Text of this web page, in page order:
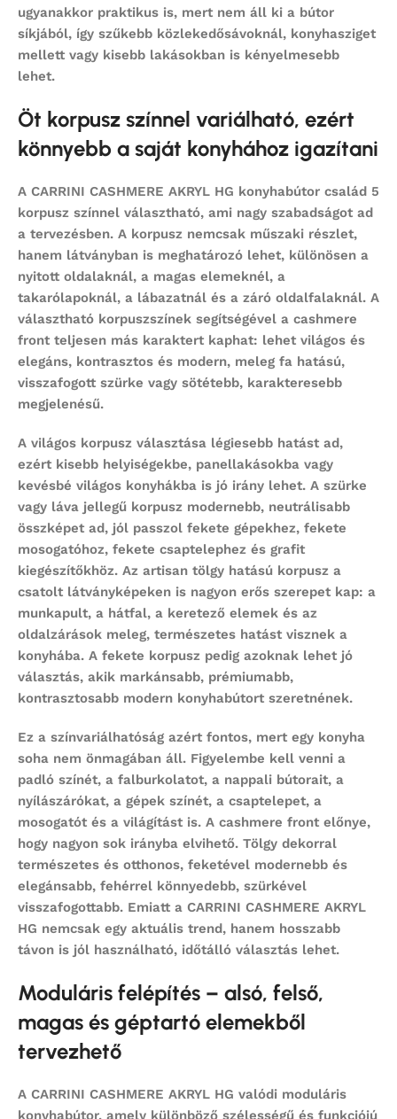
ugyanakkor praktikus is, mert nem áll ki a bútor
síkjából, így szűkebb közlekedősávoknál, konyhasziget
mellett vagy kisebb lakásokban is kényelmesebb
lehet.
Öt korpusz színnel variálható, ezért
könnyebb a saját konyhához igazítani
A CARRINI CASHMERE AKRYL HG konyhabútor család 5
korpusz színnel választható, ami nagy szabadságot ad
a tervezésben. A korpusz nemcsak műszaki részlet,
hanem látványban is meghatározó lehet, különösen a
nyitott oldalaknál, a magas elemeknél, a
takarólapoknál, a lábazatnál és a záró oldalfalaknál. A
választható korpuszszínek segítségével a cashmere
front teljesen más karaktert kaphat: lehet világos és
elegáns, kontrasztos és modern, meleg fa hatású,
visszafogott szürke vagy sötétebb, karakteresebb
megjelenésű.
A világos korpusz választása légiesebb hatást ad,
ezért kisebb helyiségekbe, panellakásokba vagy
kevésbé világos konyhákba is jó irány lehet. A szürke
vagy láva jellegű korpusz modernebb, neutrálisabb
összképet ad, jól passzol fekete gépekhez, fekete
mosogatóhoz, fekete csaptelephez és grafit
kiegészítőkhöz. Az artisan tölgy hatású korpusz a
csatolt látványképeken is nagyon erős szerepet kap: a
munkapult, a hátfal, a keretező elemek és az
oldalzárások meleg, természetes hatást visznek a
konyhába. A fekete korpusz pedig azoknak lehet jó
választás, akik markánsabb, prémiumabb,
kontrasztosabb modern konyhabútort szeretnének.
Ez a színvariálhatóság azért fontos, mert egy konyha
soha nem önmagában áll. Figyelembe kell venni a
padló színét, a falburkolatot, a nappali bútorait, a
nyílászárókat, a gépek színét, a csaptelepet, a
mosogatót és a világítást is. A cashmere front előnye,
hogy nagyon sok irányba elvihető. Tölgy dekorral
természetes és otthonos, feketével modernebb és
elegánsabb, fehérrel könnyedebb, szürkével
visszafogottabb. Emiatt a CARRINI CASHMERE AKRYL
HG nemcsak egy aktuális trend, hanem hosszabb
távon is jól használható, időtálló választás lehet.
Moduláris felépítés – alsó, felső,
magas és géptartó elemekből
tervezhető
A CARRINI CASHMERE AKRYL HG valódi moduláris
konyhabútor, amely különböző szélességű és funkciójú